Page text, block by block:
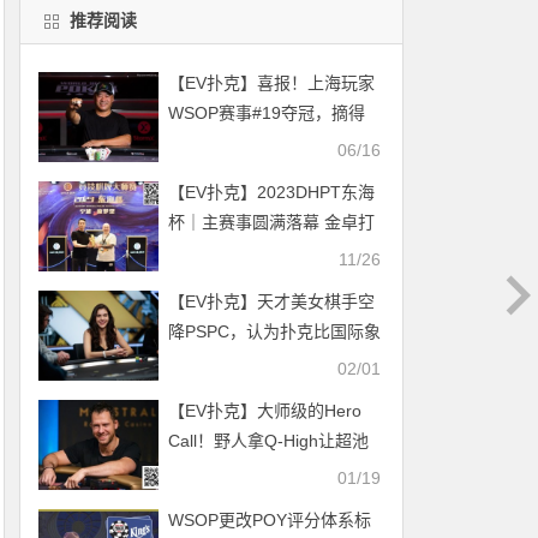
推荐阅读
【EV扑克】喜报！上海玩家
WSOP赛事#19夺冠，摘得
个人及本届比赛国人首条金
06/16
【EV扑克】2023DHPT东海
杯｜主赛事圆满落幕 金卓打
11/26
【EV扑克】天才美女棋手空
降PSPC，认为扑克比国际象
02/01
【EV扑克】大师级的Hero
Call！野人拿Q-High让超池
01/19
WSOP更改POY评分体系标